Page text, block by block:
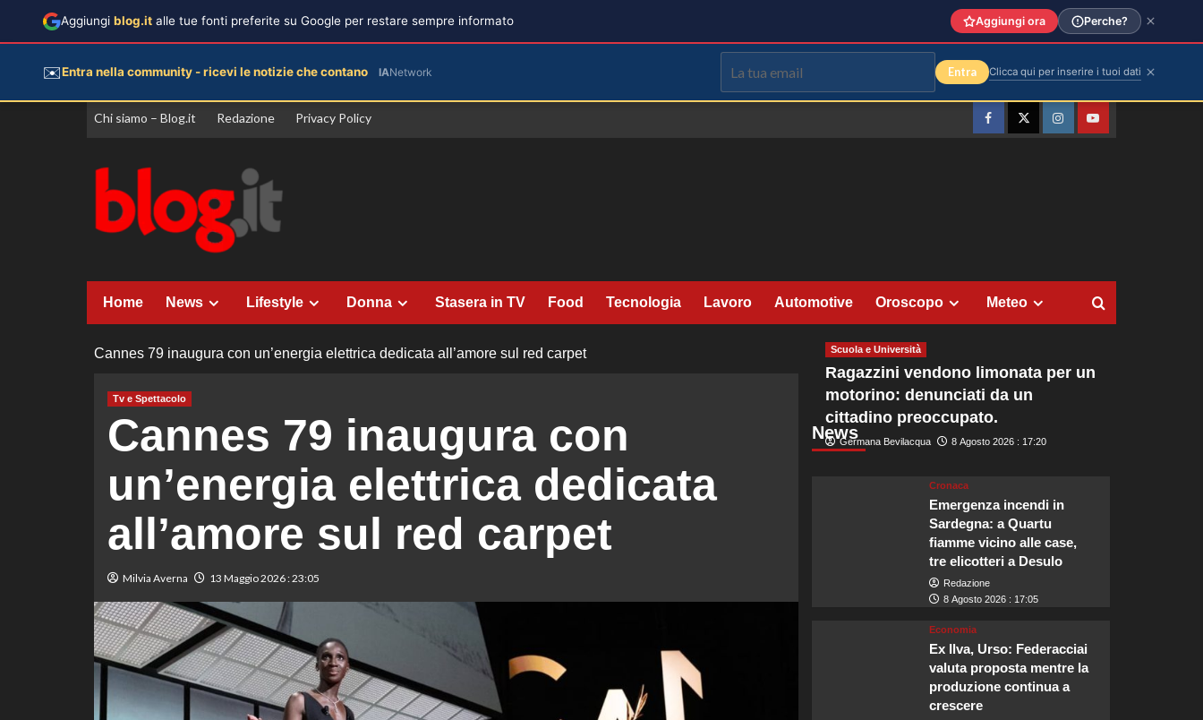
Vai
Chi siamo – Blog.it Redazione Privacy Policy
FacebookTwitterInstagramYouTube
Home News Lifestyle Donna Stasera in TV Food Tecnologia Lavoro Automotive Oroscopo Meteo
Cannes 79 inaugura con un’energia elettrica dedicata all’amore sul red carpet
Tv e Spettacolo
Cannes 79 inaugura con
un’energia elettrica dedicata
all’amore sul red carpet
Milvia Averna 13 Maggio 2026 : 23:05
News
Scuola e Università
Ragazzini vendono limonata per un
motorino: denunciati da un
cittadino preoccupato.
Germana Bevilacqua 8 Agosto 2026 : 17:20
Cronaca
Emergenza incendi in
Sardegna: a Quartu
fiamme vicino alle case,
tre elicotteri a Desulo
Redazione
8 Agosto 2026 : 17:05
Economia
Ex Ilva, Urso: Federacciai
valuta proposta mentre la
produzione continua a
crescere
Aggiungi blog.it alle tue fonti preferite su Google per restare sempre informato Aggiungi ora Perche?
✉️Entra nella community - ricevi le notizie che contano IANetwork Entra Clicca qui per inserire i tuoi dati